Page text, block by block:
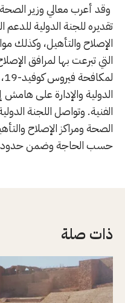
وقد أعرب معالي وزير الصحة
تقديره للجنة الدولية للدعم
الإصلاح والتأهيل، وكذلك
التي تبرعت بها لمرافق
الدولية والإدارة على
الفنية. وتواصل اللجنة
الصحة ومراكز الإصلاح
حسب الحاجة وضمن حدود
ذات صلة